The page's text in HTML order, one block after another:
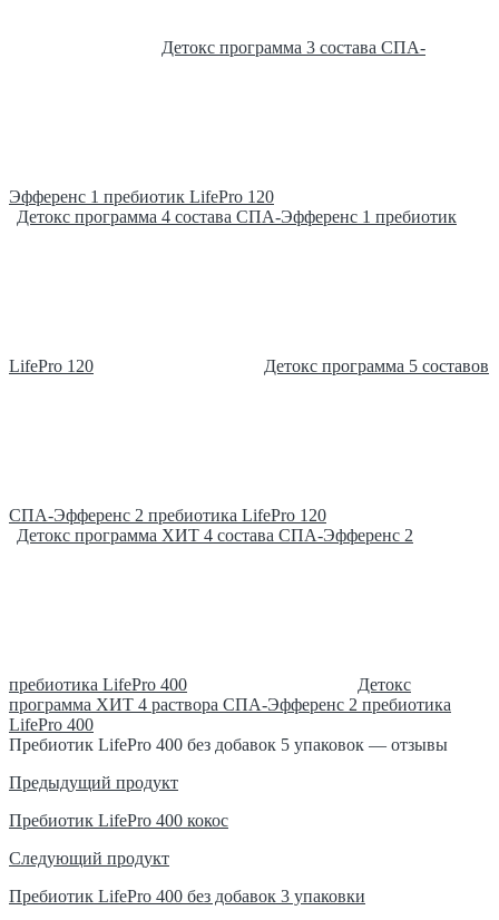
Детокс программа 3 состава СПА-
Эфференс 1 пребиотик LifePro 120
Детокс программа 4 состава СПА-Эфференс 1 пребиотик
LifePro 120 Детокс программа 5 составов
СПА-Эфференс 2 пребиотика LifePro 120
Детокс программа ХИТ 4 состава СПА-Эфференс 2
пребиотика LifePro 400
Детокс
программа ХИТ 4 раствора СПА-Эфференс 2 пребиотика
LifePro 400
Пребиотик LifePro 400 без добавок 5 упаковок — отзывы
Навигация
по
записям
Предыдущий продукт
Пребиотик LifePro 400 кокос
Следующий продукт
Пребиотик LifePro 400 без добавок 3 упаковки